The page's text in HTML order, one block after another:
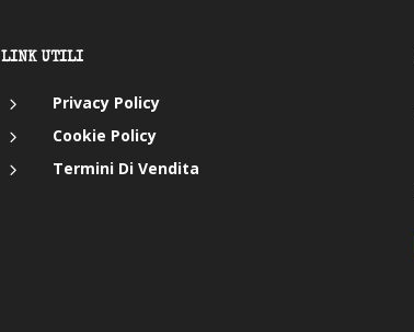
LINK UTILI
5 Privacy Policy
5 Cookie Policy
5 Termini Di Vendita